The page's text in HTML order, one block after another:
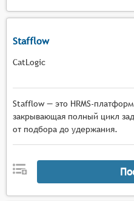
Stafflow
CatLogic
Stafflow — это HRMS-
закрывающая полный цикл
от подбора до удержания.